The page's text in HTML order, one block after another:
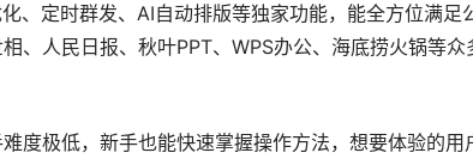
、定时群发、AI自动排版等独家功能，能全方位满
、人民日报、秋叶PPT、WPS办公、海底捞火锅等众
度极低，新手也能快速掌握操作方法，想要体验的用